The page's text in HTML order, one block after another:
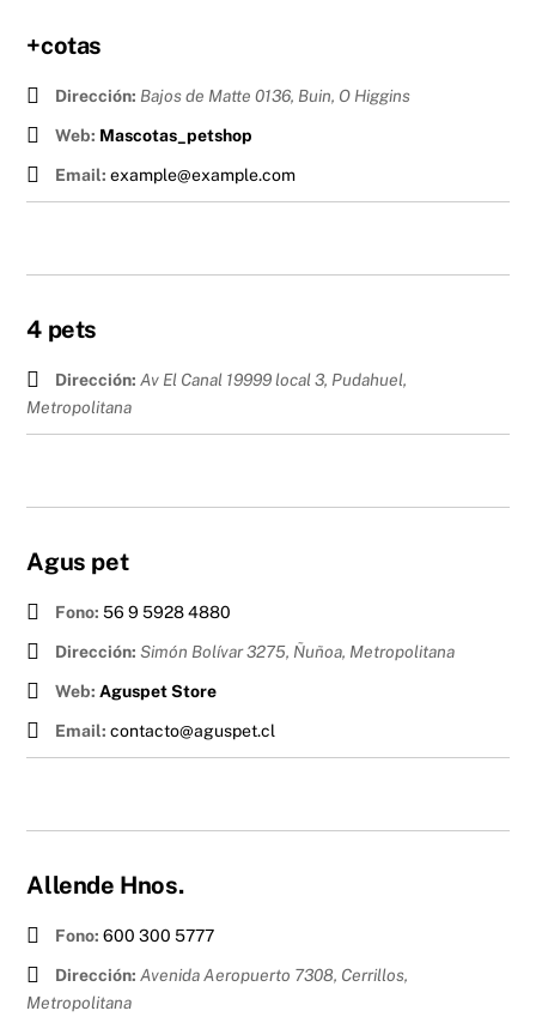
+cotas
Dirección: Bajos de Matte 0136, Buin, O Higgins
Web: Mascotas_petshop
Email: example@example.com
4 pets
Dirección: Av El Canal 19999 local 3, Pudahuel,
Metropolitana
Agus pet
Fono: 56 9 5928 4880
Dirección: Simón Bolívar 3275, Ñuñoa, Metropolitana
Web: Aguspet Store
Email: contacto@aguspet.cl
Allende Hnos.
Fono: 600 300 5777
Dirección: Avenida Aeropuerto 7308, Cerrillos,
Metropolitana